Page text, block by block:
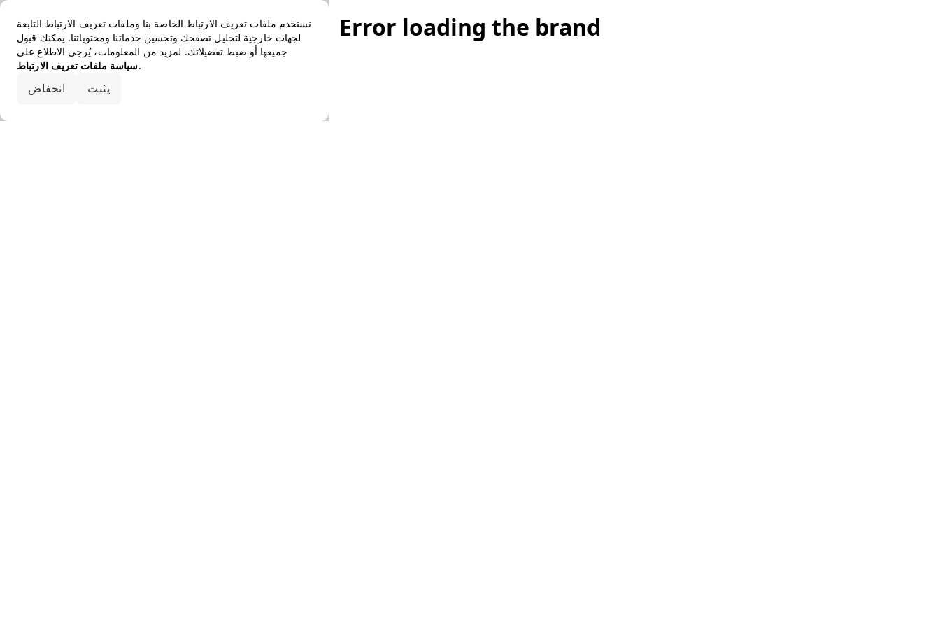
نستخدم ملفات تعريف الارتباط الخاصة بنا وملفات تعريف الارتباط التابعة
لجهات خارجية لتحليل تصفحك وتحسين خدماتنا ومحتوياتنا. يمكنك قبول
جميعها أو ضبط تفضيلاتك. لمزيد من المعلومات، يُرجى الاطلاع على
سياسة ملفات تعريف الارتباط.
انخفاض يثبت
Error loading the brand